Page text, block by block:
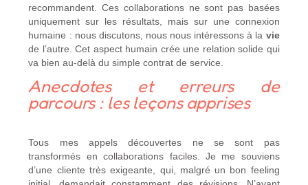
recommandent. Ces collaborations ne sont pas basées
uniquement sur les résultats, mais sur une connexion
humaine : nous discutons, nous nous intéressons à la vie
de l’autre. Cet aspect humain crée une relation solide qui
va bien au-delà du simple contrat de service.
Anecdotes et erreurs de
parcours : les leçons apprises
Tous mes appels découvertes ne se sont pas
transformés en collaborations faciles. Je me souviens
d’une cliente très exigeante, qui, malgré un bon feeling